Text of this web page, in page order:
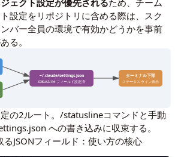
設定をリポジトリに含める際は、スク
バー全員の環境で有効かどうかを事前
る。
~/.claude/settings.json
statusLine フィールド設定済
ターミナル下部
ステータスライン表示
の2ルート。/statuslineコマンドと手動
への書き込みに収束する。
JSONフィールド：使い方の核心